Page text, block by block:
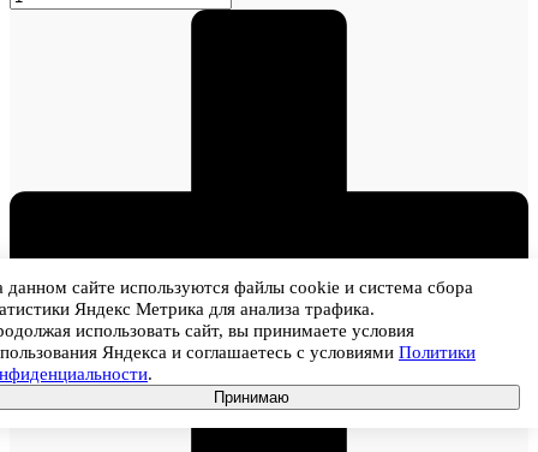
данном сайте используются файлы cookie и система сбора
Яндекс Метрика для анализа трафика.
использовать сайт, вы принимаете условия
Яндекса и соглашаетесь с условиями Политики
.
Принимаю